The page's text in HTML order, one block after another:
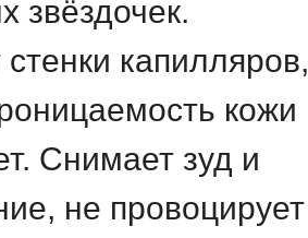
звёздочек.
стенки капилляров,
кожи
Снимает зуд и
не провоцирует